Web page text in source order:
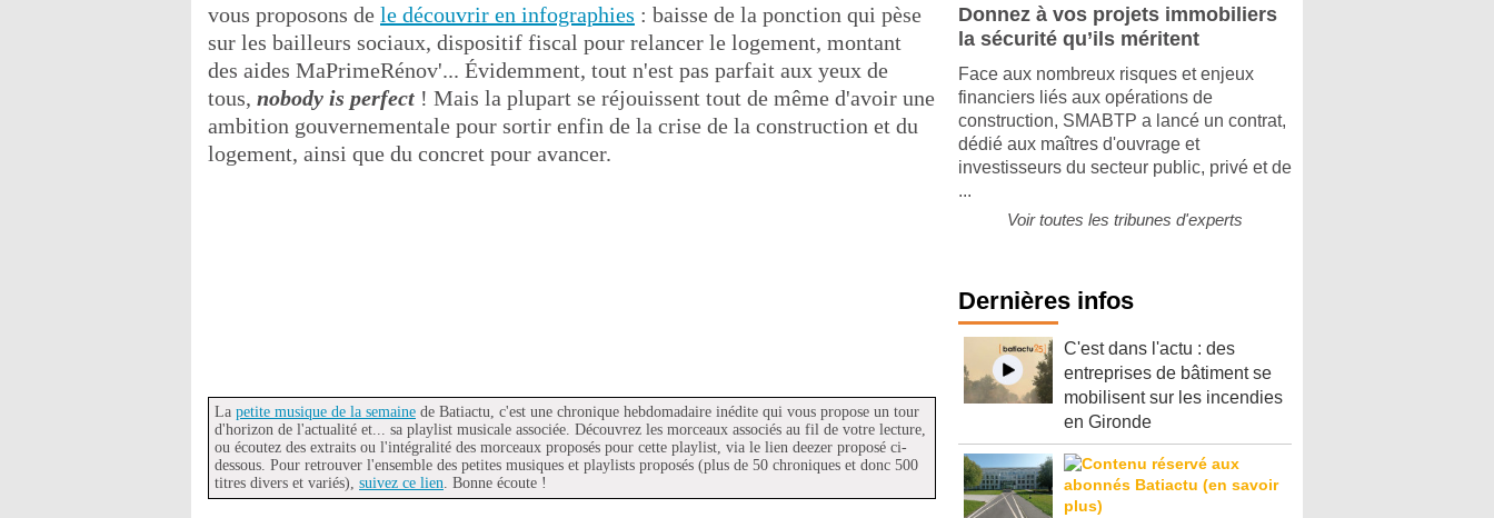
vous proposons de le découvrir en infographies : baisse de la ponction qui pèse
sur les bailleurs sociaux, dispositif fiscal pour relancer le logement, montant
des aides MaPrimeRénov'... Évidemment, tout n'est pas parfait aux yeux de
tous, nobody is perfect ! Mais la plupart se réjouissent tout de même d'avoir une
ambition gouvernementale pour sortir enfin de la crise de la construction et du
logement, ainsi que du concret pour avancer.
La petite musique de la semaine de Batiactu, c'est une chronique hebdomadaire inédite qui vous propose un tour
d'horizon de l'actualité et... sa playlist musicale associée. Découvrez les morceaux associés au fil de votre lecture,
ou écoutez des extraits ou l'intégralité des morceaux proposés pour cette playlist, via le lien deezer proposé ci-
dessous. Pour retrouver l'ensemble des petites musiques et playlists proposés (plus de 50 chroniques et donc 500
titres divers et variés), suivez ce lien. Bonne écoute !
Donnez à vos projets immobiliers
la sécurité qu’ils méritent
Face aux nombreux risques et enjeux
financiers liés aux opérations de
construction, SMABTP a lancé un contrat,
dédié aux maîtres d'ouvrage et
investisseurs du secteur public, privé et de
...
Voir toutes les tribunes d'experts
Dernières infos
C'est dans l'actu : des
entreprises de bâtiment se
mobilisent sur les incendies
en Gironde